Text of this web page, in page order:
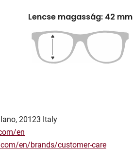
Lencse magasság: 42 mm
20123 Italy
en
en/brands/customer-care